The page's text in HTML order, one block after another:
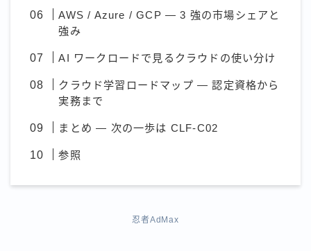
AWS / Azure / GCP — 3 強の市場シェアと
強み
AI ワークロードで見るクラウドの使い分け
クラウド学習ロードマップ — 認定資格から
実務まで
まとめ — 次の一歩は CLF-C02
参照
忍者AdMax